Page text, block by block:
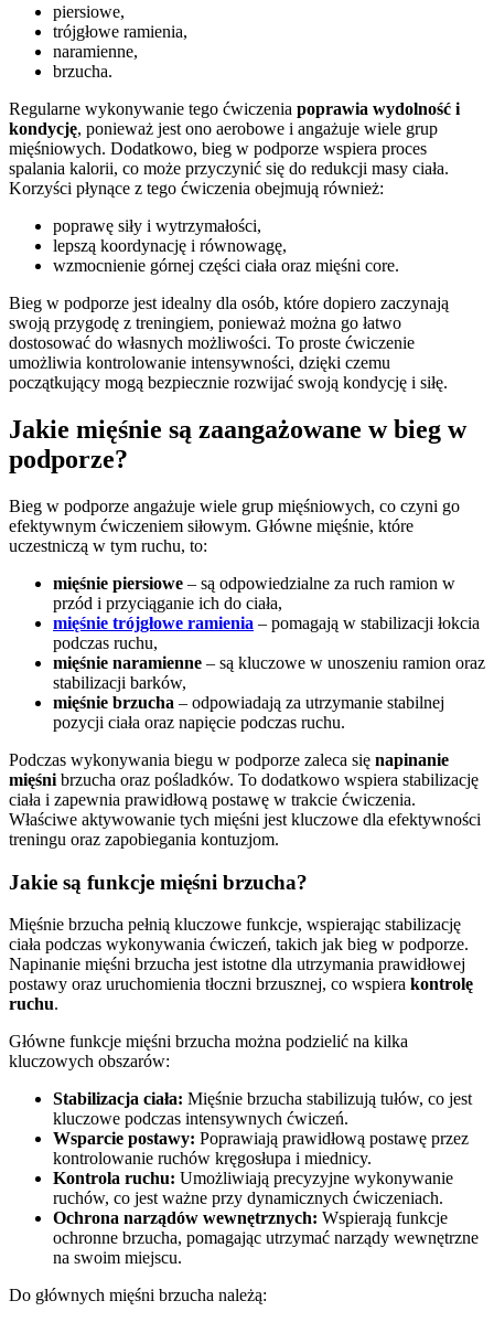
piersiowe,
trójgłowe ramienia,
naramienne,
brzucha.
Regularne wykonywanie tego ćwiczenia poprawia wydolność i
kondycję, ponieważ jest ono aerobowe i angażuje wiele grup
mięśniowych. Dodatkowo, bieg w podporze wspiera proces
spalania kalorii, co może przyczynić się do redukcji masy ciała.
Korzyści płynące z tego ćwiczenia obejmują również:
poprawę siły i wytrzymałości,
lepszą koordynację i równowagę,
wzmocnienie górnej części ciała oraz mięśni core.
Bieg w podporze jest idealny dla osób, które dopiero zaczynają
swoją przygodę z treningiem, ponieważ można go łatwo
dostosować do własnych możliwości. To proste ćwiczenie
umożliwia kontrolowanie intensywności, dzięki czemu
początkujący mogą bezpiecznie rozwijać swoją kondycję i siłę.
Jakie mięśnie są zaangażowane w bieg w
podporze?
Bieg w podporze angażuje wiele grup mięśniowych, co czyni go
efektywnym ćwiczeniem siłowym. Główne mięśnie, które
uczestniczą w tym ruchu, to:
mięśnie piersiowe – są odpowiedzialne za ruch ramion w
przód i przyciąganie ich do ciała,
mięśnie trójgłowe ramienia – pomagają w stabilizacji łokcia
podczas ruchu,
mięśnie naramienne – są kluczowe w unoszeniu ramion oraz
stabilizacji barków,
mięśnie brzucha – odpowiadają za utrzymanie stabilnej
pozycji ciała oraz napięcie podczas ruchu.
Podczas wykonywania biegu w podporze zaleca się napinanie
mięśni brzucha oraz pośladków. To dodatkowo wspiera stabilizację
ciała i zapewnia prawidłową postawę w trakcie ćwiczenia.
Właściwe aktywowanie tych mięśni jest kluczowe dla efektywności
treningu oraz zapobiegania kontuzjom.
Jakie są funkcje mięśni brzucha?
Mięśnie brzucha pełnią kluczowe funkcje, wspierając stabilizację
ciała podczas wykonywania ćwiczeń, takich jak bieg w podporze.
Napinanie mięśni brzucha jest istotne dla utrzymania prawidłowej
postawy oraz uruchomienia tłoczni brzusznej, co wspiera kontrolę
ruchu.
Główne funkcje mięśni brzucha można podzielić na kilka
kluczowych obszarów:
Stabilizacja ciała: Mięśnie brzucha stabilizują tułów, co jest
kluczowe podczas intensywnych ćwiczeń.
Wsparcie postawy: Poprawiają prawidłową postawę przez
kontrolowanie ruchów kręgosłupa i miednicy.
Kontrola ruchu: Umożliwiają precyzyjne wykonywanie
ruchów, co jest ważne przy dynamicznych ćwiczeniach.
Ochrona narządów wewnętrznych: Wspierają funkcje
ochronne brzucha, pomagając utrzymać narządy wewnętrzne
na swoim miejscu.
Do głównych mięśni brzucha należą: